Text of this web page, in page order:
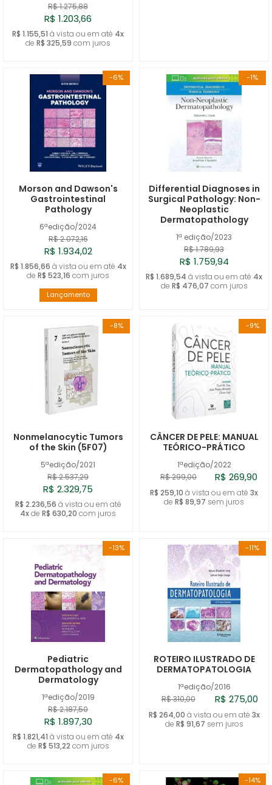
R$ 1.275,88
R$ 1.203,66
R$ 1.155,51 à vista ou em até 4x
de R$ 325,59 com juros
-6%
6ªedição/2024
Morson and Dawson's
Gastrointestinal
Pathology
R$ 2.072,16
R$ 1.934,02
R$ 1.856,66 à vista ou em até 4x
de R$ 523,16 com juros
Lançamento
-1%
1ª edição/2023
Differential Diagnoses in
Surgical Pathology: Non-
Neoplastic
Dermatopathology
R$ 1.789,93
R$ 1.759,94
R$ 1.689,54 à vista ou em até 4x
de R$ 476,07 com juros
-8%
5ªedição/2021
Nonmelanocytic Tumors
of the Skin (5F07)
R$ 2.537,29
R$ 2.329,75
R$ 2.236,56 à vista ou em até
4xde R$ 630,20 com juros
-9%
1ªedição/2022
CÂNCER DE PELE: MANUAL
TEÓRICO-PRÁTICO
R$ 299,00 R$ 269,90
R$ 259,10 à vista ou em até 3x
de R$ 89,97 sem juros
-13%
1ªedição/2019
Pediatric
Dermatopathology and
Dermatology
R$ 2.187,50
R$ 1.897,30
R$ 1.821,41 à vista ou em até 4x
de R$ 513,22 com juros
-11%
1ªedição/2016
ROTEIRO ILUSTRADO DE
DERMATOPATOLOGIA
R$ 310,00 R$ 275,00
R$ 264,00 à vista ou em até 3x
de R$ 91,67 sem juros
-6% -14%